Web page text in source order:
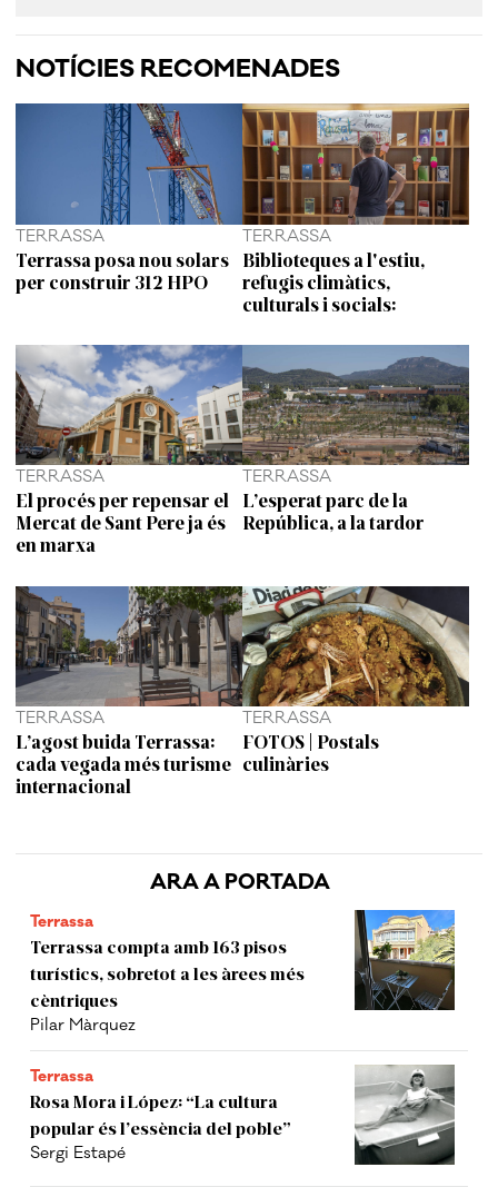
ARA A PORTADA
Terrassa
Terrassa compta amb 163 pisos
turístics, sobretot a les àrees més
cèntriques
Pilar Màrquez
Terrassa
Rosa Mora i López: “La cultura
popular és l’essència del poble”
Sergi Estapé
NOTÍCIES RECOMENADES
TERRASSA
Terrassa posa nou solars
per construir 312 HPO
TERRASSA
Biblioteques a l'estiu,
refugis climàtics,
culturals i socials:
TERRASSA
El procés per repensar el
Mercat de Sant Pere ja és
en marxa
TERRASSA
L’esperat parc de la
República, a la tardor
TERRASSA
L’agost buida Terrassa:
cada vegada més turisme
internacional
TERRASSA
FOTOS | Postals
culinàries